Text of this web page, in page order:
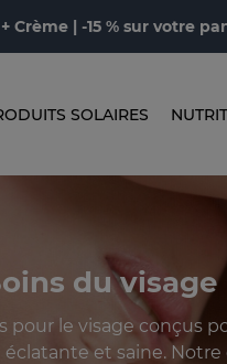
Crème | -15 % sur votre
SOLAIRES
du visage
pour le visage conçus
et saine.